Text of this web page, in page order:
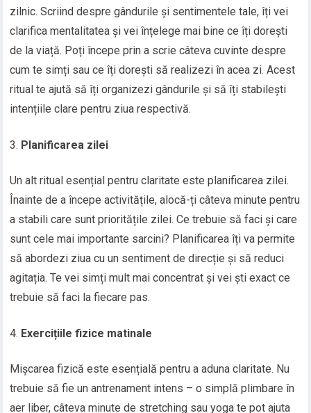
zilnic. Scriind despre gândurile și sentimentele tale, îți vei
clarifica mentalitatea și vei înțelege mai bine ce îți dorești
de la viață. Poți începe prin a scrie câteva cuvinte despre
cum te simți sau ce îți dorești să realizezi în acea zi. Acest
ritual te ajută să îți organizezi gândurile și să îți stabilești
intențiile clare pentru ziua respectivă.
Planificarea zilei
Un alt ritual esențial pentru claritate este planificarea zilei.
Înainte de a începe activitățile, alocă-ți câteva minute pentru
a stabili care sunt prioritățile zilei. Ce trebuie să faci și care
sunt cele mai importante sarcini? Planificarea îți va permite
să abordezi ziua cu un sentiment de direcție și să reduci
agitația. Te vei simți mult mai concentrat și vei ști exact ce
trebuie să faci la fiecare pas.
Exercițiile fizice matinale
Mișcarea fizică este esențială pentru a aduna claritate. Nu
trebuie să fie un antrenament intens – o simplă plimbare în
aer liber, câteva minute de stretching sau yoga te pot ajuta